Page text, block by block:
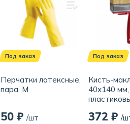
Под заказ
Перчатки латексные,
пара, M
50 ₽ /шт
Под заказ
Кисть-
40х140 мм,
372 ₽ /